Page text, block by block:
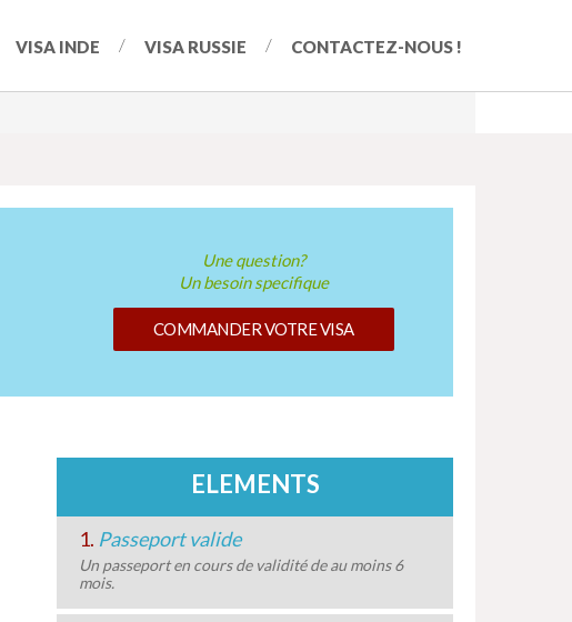
VISA INDE VISA RUSSIE CONTACTEZ-NOUS !
Une question?
Un besoin specifique
COMMANDER VOTRE VISA
ELEMENTS
1. Passeport valide
Un passeport en cours de validité de au moins 6
mois.